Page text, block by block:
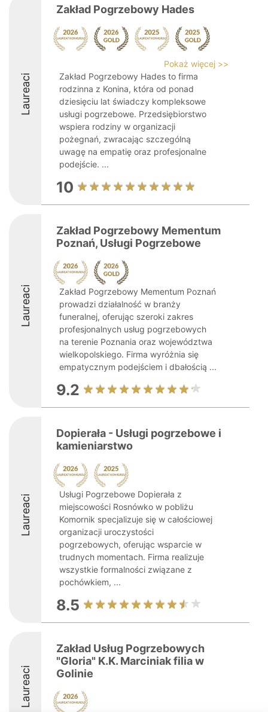
Laureaci
Zakład Pogrzebowy Hades
Pokaż więcej >>
Zakład Pogrzebowy Hades to firma
rodzinna z Konina, która od ponad
dziesięciu lat świadczy kompleksowe
usługi pogrzebowe. Przedsiębiorstwo
wspiera rodziny w organizacji
pożegnań, zwracając szczególną
uwagę na empatię oraz profesjonalne
podejście. ...
10
Laureaci
Zakład Pogrzebowy Mementum
Poznań, Usługi Pogrzebowe
Zakład Pogrzebowy Mementum Poznań
prowadzi działalność w branży
funeralnej, oferując szeroki zakres
profesjonalnych usług pogrzebowych
na terenie Poznania oraz województwa
wielkopolskiego. Firma wyróżnia się
empatycznym podejściem i dbałością ...
9.2
Laureaci
Dopierała - Usługi pogrzebowe i
kamieniarstwo
Usługi Pogrzebowe Dopierała z
miejscowości Rosnówko w pobliżu
Komornik specjalizuje się w całościowej
organizacji uroczystości
pogrzebowych, oferując wsparcie w
trudnych momentach. Firma realizuje
wszystkie formalności związane z
pochówkiem, ...
8.5
Laureaci
Zakład Usług Pogrzebowych
"Gloria" K.K. Marciniak filia w
Golinie